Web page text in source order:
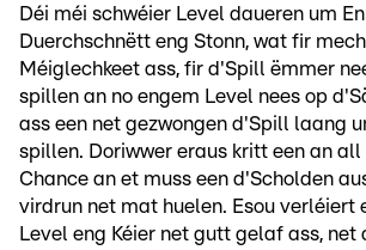
Déi méi schwéier Level daueren um
Duerchschnëtt eng Stonn, wat fir
Méiglechkeet ass, fir d'Spill ëmmer
spillen an no engem Level nees op
ass een net gezwongen d'Spill laang
spillen. Doriwwer eraus kritt een an all
Chance an et muss een d'Scholden
virdrun net mat huelen. Esou verléiert
Level eng Kéier net gutt gelaf ass, net